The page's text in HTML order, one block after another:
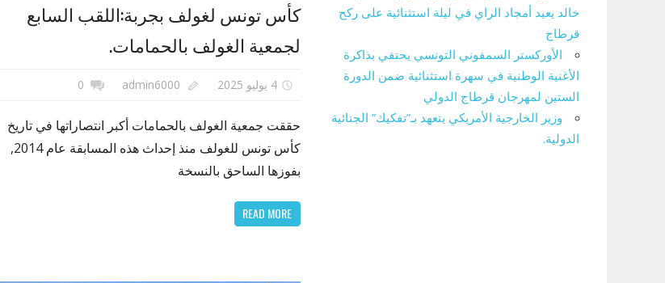
كأس تونس لغولف بجربة:اللقب السابع
لجمعية الغولف بالحمامات.
4 يوليو 2025 admin6000
0
حققت جمعية الغولف بالحمامات أكبر انتصاراتها في تاريخ
كأس تونس للغولف منذ إحداث هذه المسابقة عام 2014,
بفوزها الساحق بالنسخة
READ MORE
خالد يعيد أمجاد الراي في ليلة استثنائية على ركح
قرطاج
الأوركستر السمفوني التونسي يحتفي بذاكرة
الأغنية الوطنية في سهرة استثنائية ضمن الدورة
الستين لمهرجان قرطاج الدولي
وزير الخارجية الأمريكي يتعهد بـ”تفكيك” الجنائية
الدولية.